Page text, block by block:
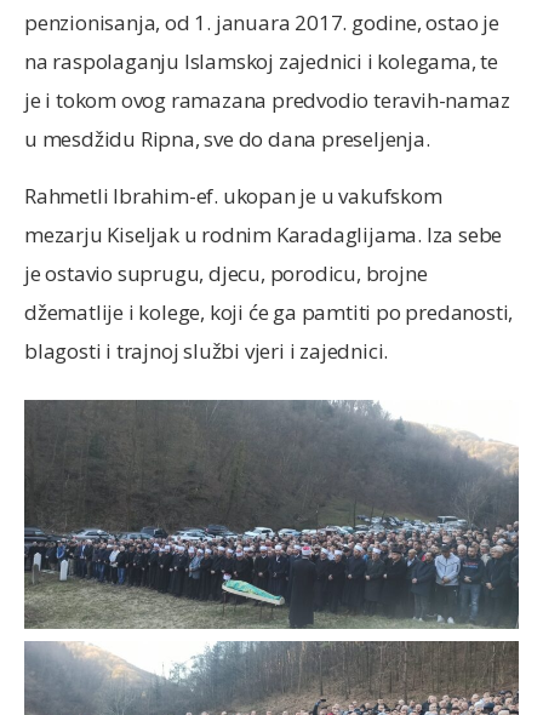
penzionisanja, od 1. januara 2017. godine, ostao je
na raspolaganju Islamskoj zajednici i kolegama, te
je i tokom ovog ramazana predvodio teravih-namaz
u mesdžidu Ripna, sve do dana preseljenja.
Rahmetli Ibrahim-ef. ukopan je u vakufskom
mezarju Kiseljak u rodnim Karadaglijama. Iza sebe
je ostavio suprugu, djecu, porodicu, brojne
džematlije i kolege, koji će ga pamtiti po predanosti,
blagosti i trajnoj službi vjeri i zajednici.